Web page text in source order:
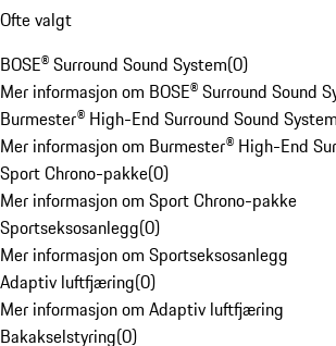
Ofte valgt
BOSE® Surround Sound System(0)
Mer informasjon om BOSE® Surround Sound
Burmester® High-End Surround Sound System
Mer informasjon om Burmester® High-End
Sport Chrono-pakke(0)
Mer informasjon om Sport Chrono-pakke
Sportseksosanlegg(0)
Mer informasjon om Sportseksosanlegg
Adaptiv luftfjæring(0)
Mer informasjon om Adaptiv luftfjæring
Bakakselstyring(0)